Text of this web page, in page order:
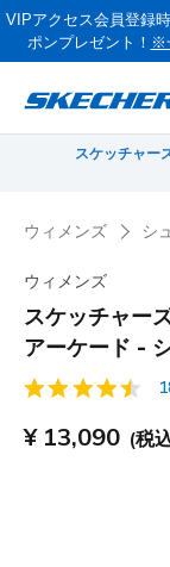
VIPアクセス会員登録
ポンプレゼント！ ※
スケッチャー
ウィメンズ シ
ウィメンズ
スケッチャー
アーケード -
顧客評価5/5件
¥ 13,090 (税